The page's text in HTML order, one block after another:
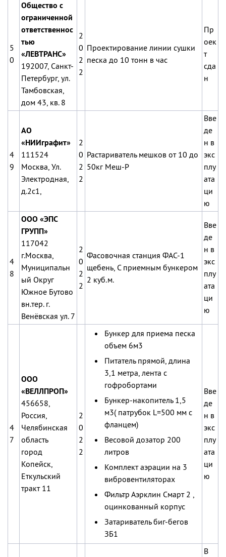
5
0
Общество с
ограниченной
ответственнос
тью
«ЛЕВТРАНС»
192007, Санкт-
Петербург, ул.
Тамбовская,
дом 43, кв. 8
2
0
2
2
Проектирование линии сушки
песка до 10 тонн в час
Пр
оек
т
сда
н
4
9
АО
«НИИграфит»
111524
Москва, Ул.
Электродная,
д.2с1,
2
0
2
2
Растариватель мешков от 10 до
50кг Меш-Р
Вве
де
н в
экс
плу
ата
ци
ю
4
8
ООО «ЭПС
ГРУПП»
117042
г.Москва,
Муниципальн
ый Округ
Южное Бутово
вн.тер. г.
Венёвская ул. 7
2
0
2
2
Фасовочная станция ФАС-1
щебень, С приемным бункером
2 куб.м.
Вве
де
н в
экс
плу
ата
ци
ю
4
7
ООО
«ВЕЛЛПРОП»
456658,
Россия,
Челябинская
область
город
Копейск,
Еткульский
тракт 11
2
0
2
2
Бункер для приема песка
объем 6м3
Питатель прямой, длина
3,1 метра, лента с
гофробортами
Бункер-накопитель 1,5
м3( патрубок L=500 мм с
фланцем)
Весовой дозатор 200
литров
Комплект аэрации на 3
вибровентиляторах
Фильтр Аэрклин Смарт 2 ,
оцинкованный корпус
Затариватель биг-бегов
ЗБ1
Вве
де
н в
экс
плу
ата
ци
ю
В